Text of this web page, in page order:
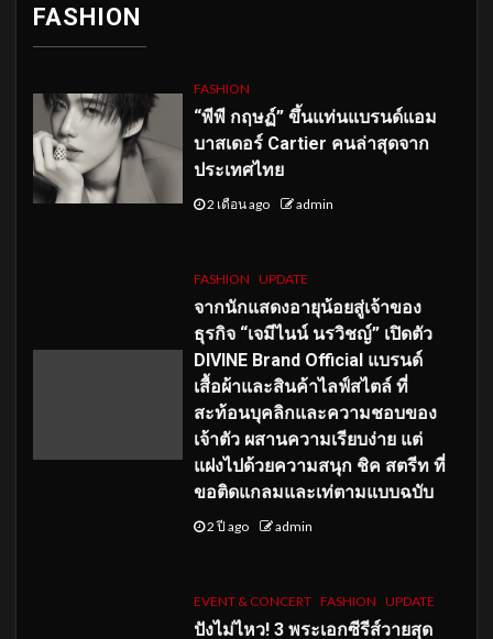
FASHION
FASHION
“พีพี กฤษฏ์” ขึ้นแท่นแบรนด์แอม
บาสเดอร์ Cartier คนล่าสุดจาก
ประเทศไทย
2 เดือน ago admin
FASHION UPDATE
จากนักแสดงอายุน้อยสู่เจ้าของ
ธุรกิจ “เจมีไนน์ นรวิชญ์” เปิดตัว
DIVINE Brand Official แบรนด์
เสื้อผ้าและสินค้าไลฟ์สไตล์ ที่
สะท้อนบุคลิกและความชอบของ
เจ้าตัว ผสานความเรียบง่าย แต่
แฝงไปด้วยความสนุก ชิค สตรีท ที่
ขอติดแกลมและเท่ตามแบบฉบับ
2 ปี ago admin
EVENT & CONCERT FASHION UPDATE
ปังไม่ไหว! 3 พระเอกซีรีส์วายสุด